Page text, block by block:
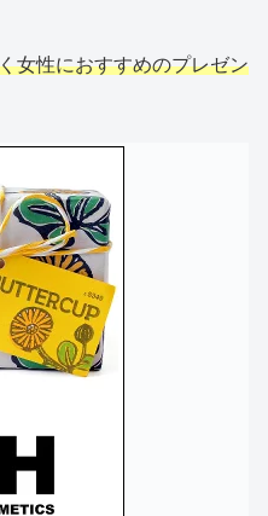
女性におすすめのプレゼン